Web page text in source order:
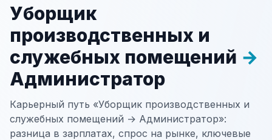
Уборщик
производственных и
служебных помещений →
Администратор
Карьерный путь «Уборщик производственных и
служебных помещений → Администратор»:
разница в зарплатах, спрос на рынке, ключевые